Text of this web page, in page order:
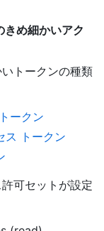
め細かいアク
トークンの種類
ークン
ス トークン
可セットが設定